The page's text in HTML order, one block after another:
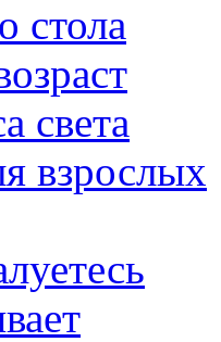
стола
света
взрослых